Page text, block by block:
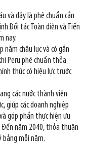
và đây là phê chuẩn cần
Đối tác Toàn diện và Tiến
nay.
năm châu lục và có gần
Peru phê chuẩn thỏa
thức có hiệu lực trước
các nước thành viên
giúp các doanh nghiệp
góp phần thực hiện ưu
năm 2040, thỏa thuận
bảng mỗi năm.